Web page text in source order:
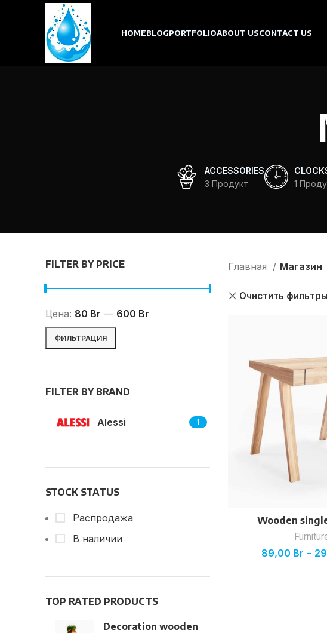
HOMEBLOGPORTFOLIOABOUT USCONTACT US
ACCESSORIES
3 Продукт
1
FILTER BY PRICE
ФИЛЬТРАЦИЯ
Цена: 80 Br — 600 Br
FILTER BY BRAND
Alessi 1
STOCK STATUS
Распродажа
В наличии
TOP RATED PRODUCTS
Decoration wooden
Главная Магазин
Очистить фильтры
Wooden
89,00 Br –